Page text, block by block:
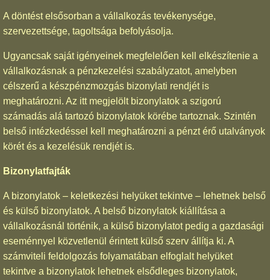
A döntést elsősorban a vállalkozás tevékenysége,
szervezettsége, tagoltsága befolyásolja.
Ugyancsak saját igényeinek megfelelően kell elkészítenie a
vállalkozásnak a pénzkezelési szabályzatot, amelyben
célszerű a készpénzmozgás bizonylati rendjét is
meghatározni. Az itt megjelölt bizonylatok a szigorú
számadás alá tartozó bizonylatok körébe tartoznak. Szintén
belső intézkedéssel kell meghatározni a pénzt érő utalványok
körét és a kezelésük rendjét is.
Bizonylatfajták
A bizonylatok – keletkezési helyüket tekintve – lehetnek belső
és külső bizonylatok. A belső bizonylatok kiállítása a
vállalkozásnál történik, a külső bizonylatot pedig a gazdasági
eseménnyel közvetlenül érintett külső szerv állítja ki. A
számviteli feldolgozás folyamatában elfoglalt helyüket
tekintve a bizonylatok lehetnek elsődleges bizonylatok,